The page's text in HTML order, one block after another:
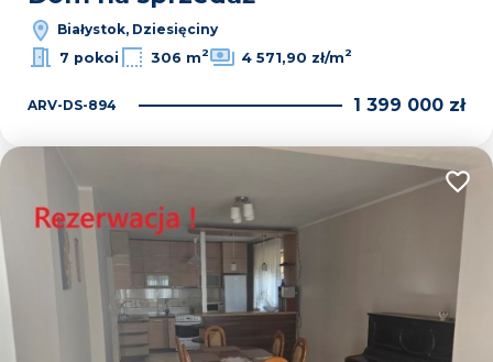
Białystok, Dziesięciny
7 pokoi
306 m2 4 571,90 zł/m2
ARV-DS-894 1 399 000 zł